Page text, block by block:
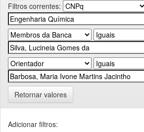
Filtros correntes:
Retornar valores
Adicionar filtros: